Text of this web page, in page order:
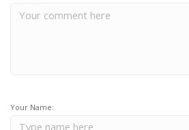
Your Name: